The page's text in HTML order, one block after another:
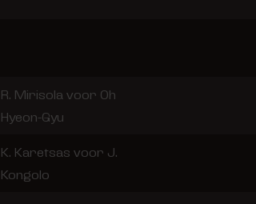
R. Mirisola voor Oh
Hyeon-Gyu
K. Karetsas voor J.
Kongolo